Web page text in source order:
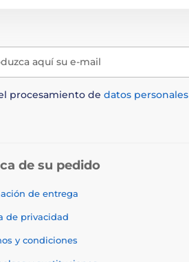
aquí su e-mail
procesamiento de datos personales
de su pedido
de entrega
de privacidad
y condiciones